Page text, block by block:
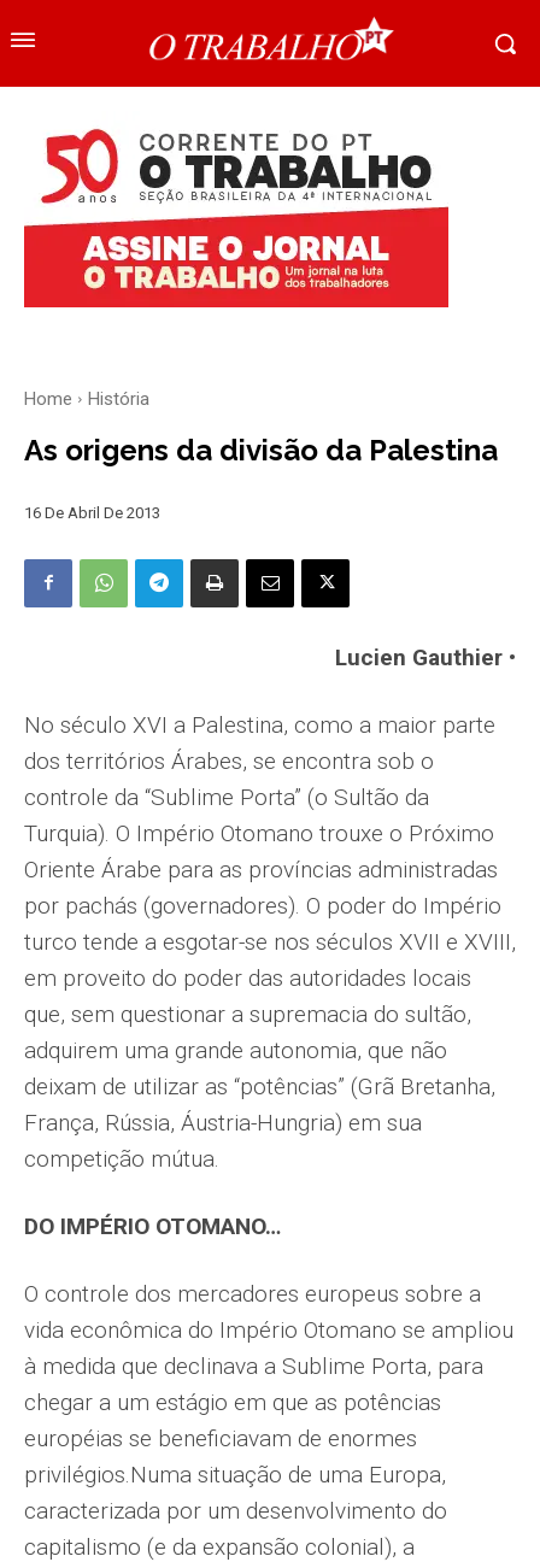
Home História
As origens da divisão da Palestina
16 De Abril De 2013
Lucien Gauthier •
No século XVI a Palestina, como a maior parte
dos territórios Árabes, se encontra sob o
controle da “Sublime Porta” (o Sultão da
Turquia). O Império Otomano trouxe o Próximo
Oriente Árabe para as províncias administradas
por pachás (governadores). O poder do Império
turco tende a esgotar-se nos séculos XVII e XVIII,
em proveito do poder das autoridades locais
que, sem questionar a supremacia do sultão,
adquirem uma grande autonomia, que não
deixam de utilizar as “potências” (Grã Bretanha,
França, Rússia, Áustria-Hungria) em sua
competição mútua.
DO IMPÉRIO OTOMANO…
O controle dos mercadores europeus sobre a
vida econômica do Império Otomano se ampliou
à medida que declinava a Sublime Porta, para
chegar a um estágio em que as potências
européias se beneficiavam de enormes
privilégios.Numa situação de uma Europa,
caracterizada por um desenvolvimento do
capitalismo (e da expansão colonial), a